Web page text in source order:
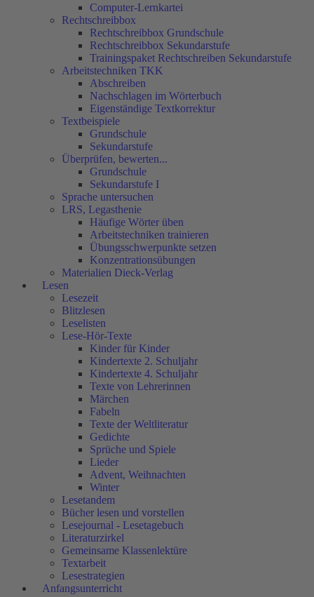
Computer-Lernkartei
Rechtschreibbox
Rechtschreibbox Grundschule
Rechtschreibbox Sekundarstufe
Trainingspaket Rechtschreiben Sekundarstufe
Arbeitstechniken TKK
Abschreiben
Nachschlagen im Wörterbuch
Eigenständige Textkorrektur
Textbeispiele
Grundschule
Sekundarstufe
Überprüfen, bewerten...
Grundschule
Sekundarstufe I
Sprache untersuchen
LRS, Legasthenie
Häufige Wörter üben
Arbeitstechniken trainieren
Übungsschwerpunkte setzen
Konzentrationsübungen
Materialien Dieck-Verlag
Lesen
Lesezeit
Blitzlesen
Leselisten
Lese-Hör-Texte
Kinder für Kinder
Kindertexte 2. Schuljahr
Kindertexte 4. Schuljahr
Texte von Lehrerinnen
Märchen
Fabeln
Texte der Weltliteratur
Gedichte
Sprüche und Spiele
Lieder
Advent, Weihnachten
Winter
Lesetandem
Bücher lesen und vorstellen
Lesejournal - Lesetagebuch
Literaturzirkel
Gemeinsame Klassenlektüre
Textarbeit
Lesestrategien
Anfangsunterricht